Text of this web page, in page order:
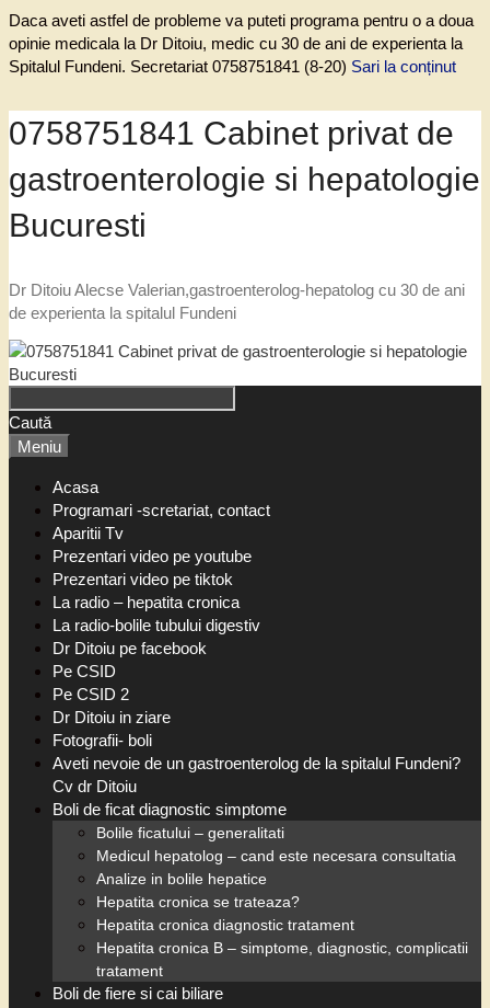
Daca aveti astfel de probleme va puteti programa pentru o a doua
opinie medicala la Dr Ditoiu, medic cu 30 de ani de experienta la
Spitalul Fundeni. Secretariat 0758751841 (8-20) Sari la conținut
0758751841 Cabinet privat de
gastroenterologie si hepatologie
Bucuresti
Dr Ditoiu Alecse Valerian,gastroenterolog-hepatolog cu 30 de ani
de experienta la spitalul Fundeni
Caută
Meniu
Acasa
Programari -scretariat, contact
Aparitii Tv
Prezentari video pe youtube
Prezentari video pe tiktok
La radio – hepatita cronica
La radio-bolile tubului digestiv
Dr Ditoiu pe facebook
Pe CSID
Pe CSID 2
Dr Ditoiu in ziare
Fotografii- boli
Aveti nevoie de un gastroenterolog de la spitalul Fundeni?
Cv dr Ditoiu
Boli de ficat diagnostic simptome
Bolile ficatului – generalitati
Medicul hepatolog – cand este necesara consultatia
Analize in bolile hepatice
Hepatita cronica se trateaza?
Hepatita cronica diagnostic tratament
Hepatita cronica B – simptome, diagnostic, complicatii
tratament
Boli de fiere si cai biliare